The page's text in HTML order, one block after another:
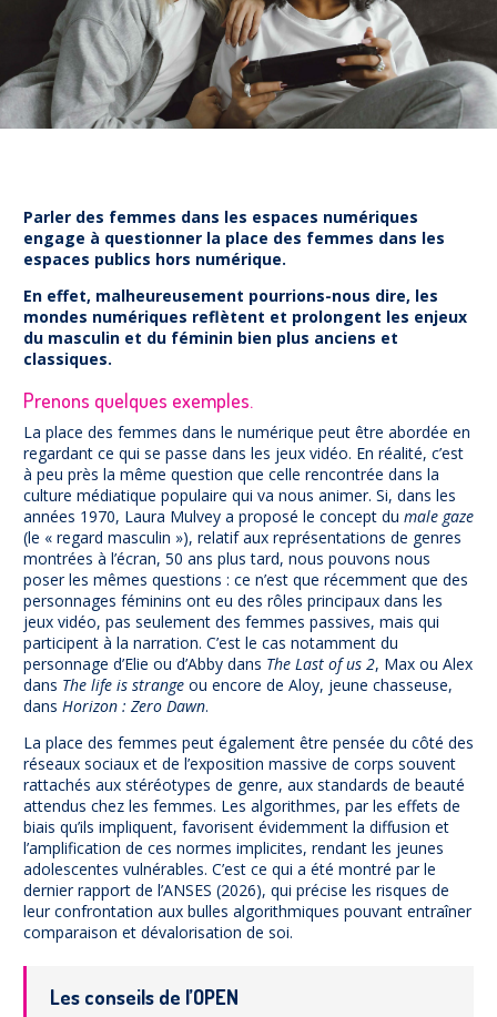
NUAJE : NUmérique et Appropriation par la Jeunesse
Parents Sentinelles des écrans
Pari Risqué : Prévenir l’addiction aux jeux d’argent en
ligne
Espace presse
Parler des femmes dans les espaces numériques
engage à questionner la place des femmes dans les
espaces publics hors numérique.
En effet, malheureusement pourrions-nous dire, les
mondes numériques reflètent et prolongent les enjeux
du masculin et du féminin bien plus anciens et
classiques.
Prenons quelques exemples.
La place des femmes dans le numérique peut être abordée en
regardant ce qui se passe dans les jeux vidéo. En réalité, c’est
à peu près la même question que celle rencontrée dans la
culture médiatique populaire qui va nous animer. Si, dans les
années 1970, Laura Mulvey a proposé le concept du male gaze
(le « regard masculin »), relatif aux représentations de genres
montrées à l’écran, 50 ans plus tard, nous pouvons nous
poser les mêmes questions : ce n’est que récemment que des
personnages féminins ont eu des rôles principaux dans les
jeux vidéo, pas seulement des femmes passives, mais qui
participent à la narration. C’est le cas notamment du
personnage d’Elie ou d’Abby dans The Last of us 2, Max ou Alex
dans The life is strange ou encore de Aloy, jeune chasseuse,
dans Horizon : Zero Dawn.
La place des femmes peut également être pensée du côté des
réseaux sociaux et de l’exposition massive de corps souvent
rattachés aux stéréotypes de genre, aux standards de beauté
attendus chez les femmes. Les algorithmes, par les effets de
biais qu’ils impliquent, favorisent évidemment la diffusion et
l’amplification de ces normes implicites, rendant les jeunes
adolescentes vulnérables. C’est ce qui a été montré par le
dernier rapport de l’ANSES (2026), qui précise les risques de
leur confrontation aux bulles algorithmiques pouvant entraîner
comparaison et dévalorisation de soi.
Les conseils de l’OPEN